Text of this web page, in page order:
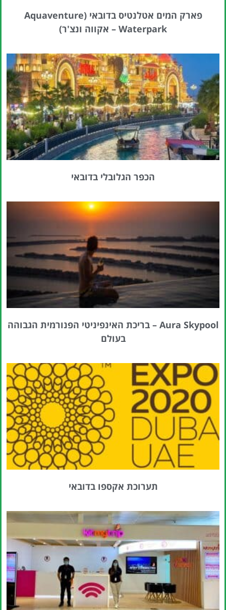
פארק המים אטלנטיס בדובאי (Aquaventure
Waterpark – אקווה ונצ'ר)
הכפר הגלובלי בדובאי
Aura Skypool – בריכת האינפיניטי הפנורמית הגבוהה
בעולם
תערוכת אקספו בדובאי